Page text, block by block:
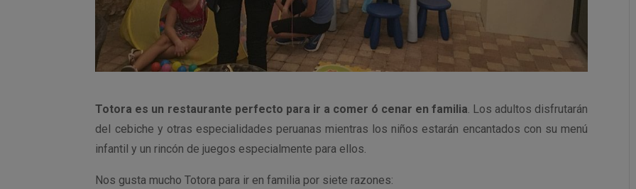
Totora es un restaurante perfecto para ir a comer ó cenar en familia . Los adultos disfrutarán
del cebiche y otras especialidades peruanas mientras los niños estarán encantados con su menú
infantil y un rincón de juegos especialmente para ellos.
Nos gusta mucho Totora para ir en familia por siete razones: